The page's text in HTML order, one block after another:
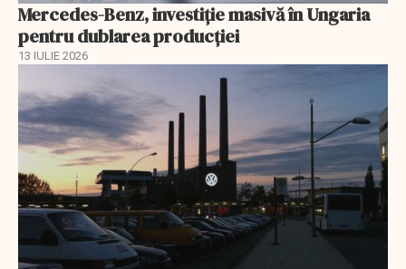
Mercedes-Benz, investiție masivă în Ungaria
pentru dublarea producției
13 IULIE 2026